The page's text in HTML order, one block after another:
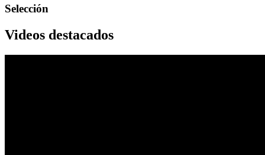
Selección
Videos destacados